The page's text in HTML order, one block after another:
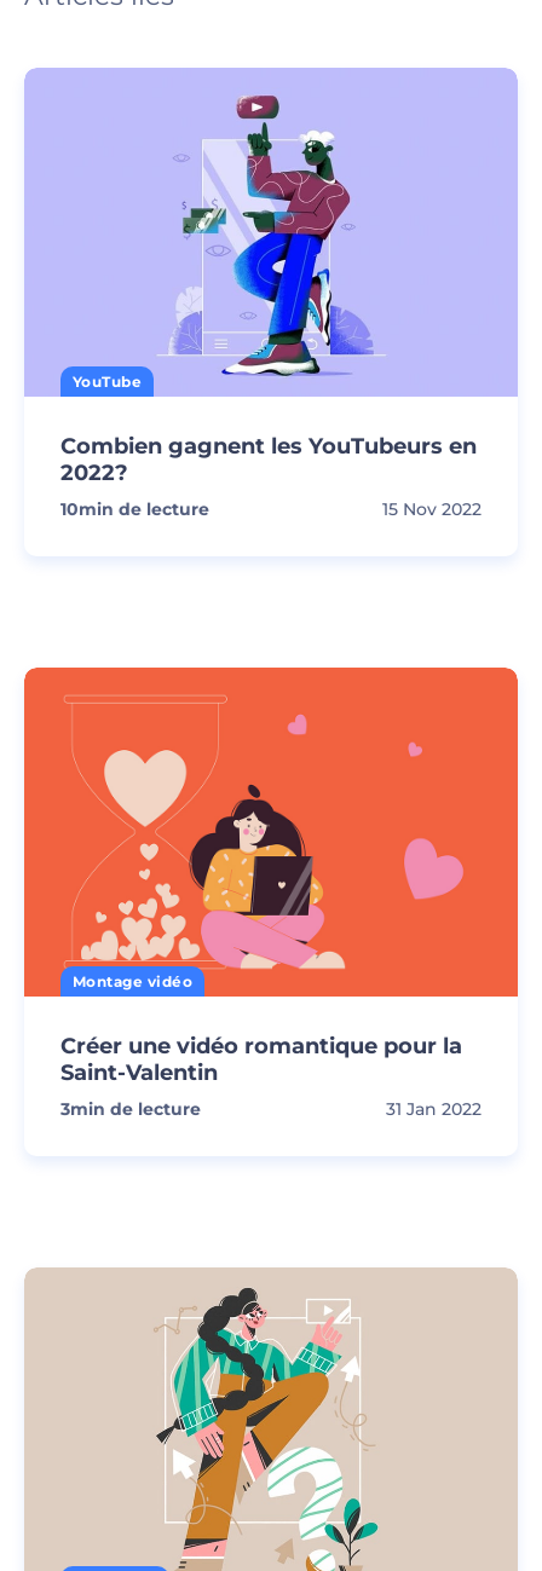
YouTube
Combien gagnent les YouTubeurs en
2022?
10min de lecture 15 Nov 2022
Montage vidéo
Créer une vidéo romantique pour la
Saint-Valentin
3min de lecture 31 Jan 2022